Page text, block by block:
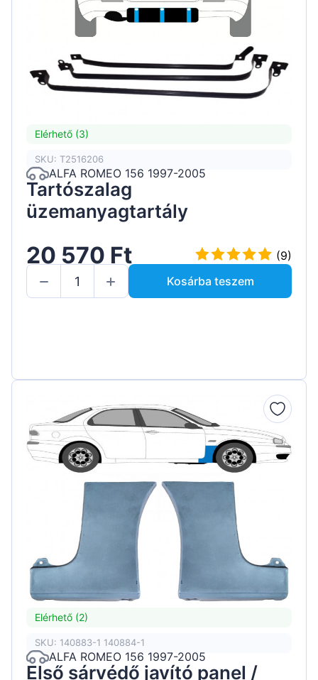
Elérhető (3)
SKU: T2516206
ALFA ROMEO 156 1997-2005
Tartószalag
üzemanyagtartály
20 570 Ft
(9)
Kosárba teszem
Elérhető (2)
SKU: 140883-1 140884-1
ALFA ROMEO 156 1997-2005
Első sárvédő javító panel /